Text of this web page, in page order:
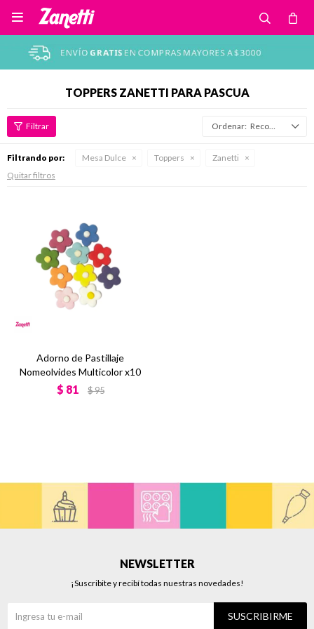

TOPPERS ZANETTI PARA PASCUA
Recomendados
Filtrando por: Mesa Dulce Toppers
Zanetti
Quitar filtros
Adorno de Pastillaje
Nomeolvides Multicolor x10
$ 81 $95
NEWSLETTER
¡Suscribite y recibí todas nuestras novedades!
SUSCRIBIRME